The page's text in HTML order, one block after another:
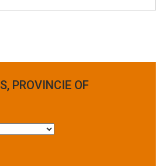
PROVINCIE OF